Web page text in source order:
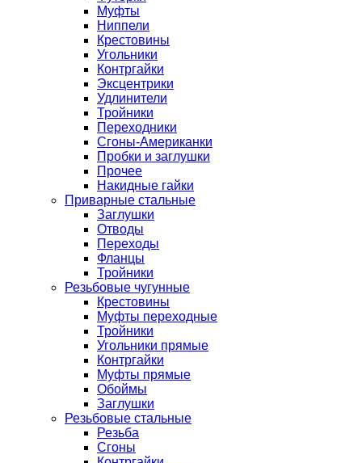
Муфты
Ниппели
Крестовины
Угольники
Контргайки
Эксцентрики
Удлинители
Тройники
Переходники
Сгоны-Американки
Пробки и заглушки
Прочее
Накидные гайки
Приварные стальные
Заглушки
Отводы
Переходы
Фланцы
Тройники
Резьбовые чугунные
Крестовины
Муфты переходные
Тройники
Угольники прямые
Контргайки
Муфты прямые
Обоймы
Заглушки
Резьбовые стальные
Резьба
Сгоны